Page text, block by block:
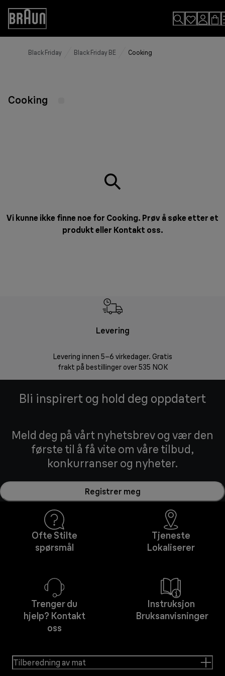
Skip
Content
Accessibility
Statement
Black Friday Black Friday BE Cooking
Cooking
Vi kunne ikke finne noe for Cooking. Prøv å søke etter et
produkt eller Kontakt oss.
Levering
Levering innen 5–6 virkedager. Gratis
frakt på bestillinger over 535 NOK
Bli inspirert og hold deg oppdatert
Meld deg på vårt nyhetsbrev og vær den
første til å få vite om våre tilbud,
konkurranser og nyheter.
Registrer meg
Ofte Stilte
spørsmål
Tjeneste
Lokaliserer
Trenger du
hjelp? Kontakt
oss
Instruksjon
Bruksanvisninger
Tilberedning av mat